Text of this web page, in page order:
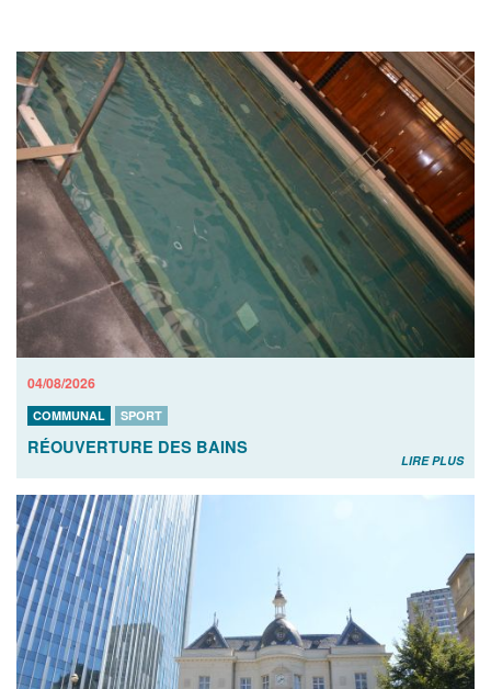
04/08/2026
COMMUNAL SPORT
RÉOUVERTURE DES BAINS
LIRE PLUS